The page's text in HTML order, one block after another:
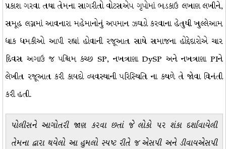
પ્રકાશ ગરવા તથા તેમના સાગરીતો વોટસએપ ગૃપોમાં ભડકાઉ લખાણ લખીને,
સમૂહ લગ્નમાં આવનારા મહેમાનોનું અપમાન ઝઘડો કરવાના હેતુથી ખુલ્લેઆમ
ધાક ધમકીઓ આપી રહ્યાં હોવાની રજૂઆત સાથે સમાજના હોદ્દેદારોએ ચાર
દિવસ અગાઉ જ પશ્ચિમ કચ્છ SP, નખત્રાણા DySP અને નખત્રાણા PIને
લેખીત રજૂઆત કરી કાયદો વ્યવસ્થાની પરિસ્થિતિ ના કથળે તે જોવા વિનંતી
કરી હતી.
પોલીસને આગોતરી જાણ કરવા છતાં જે લોકો પર શંકા દર્શાવાયેલી
તેમના દ્વારા થયેલો આ હુમલો સ્પષ્ટ રીતે જ એસપી અને ડીવાયએસપી